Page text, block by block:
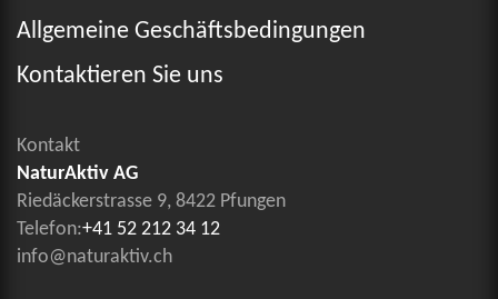
Allgemeine Geschäftsbedingungen
Kontaktieren Sie uns
Kontakt
NaturAktiv AG
Riedäckerstrasse 9, 8422 Pfungen
Telefon:+41 52 212 34 12
info@naturaktiv.ch